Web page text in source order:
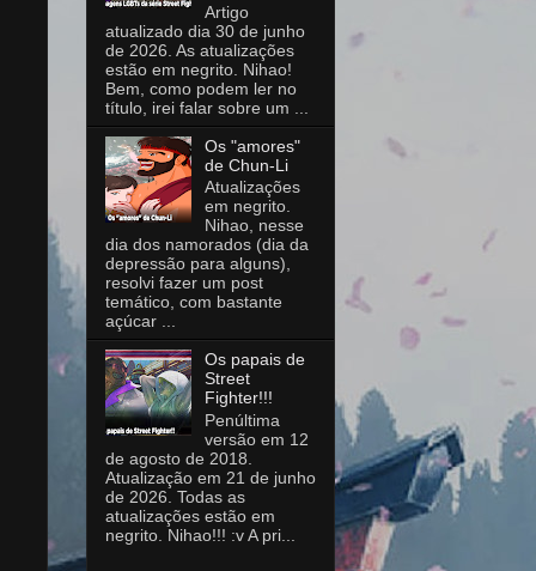
Artigo
atualizado dia 30 de junho
de 2026. As atualizações
estão em negrito. Nihao!
Bem, como podem ler no
título, irei falar sobre um ...
Os "amores"
de Chun-Li
Atualizações
em negrito.
Nihao, nesse
dia dos namorados (dia da
depressão para alguns),
resolvi fazer um post
temático, com bastante
açúcar ...
Os papais de
Street
Fighter!!!
Penúltima
versão em 12
de agosto de 2018.
Atualização em 21 de junho
de 2026. Todas as
atualizações estão em
negrito. Nihao!!! :v A pri...